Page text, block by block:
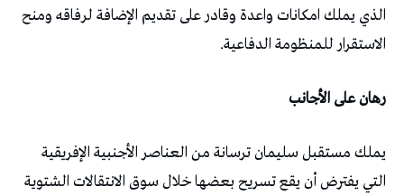
الذي يملك امكانات واعدة وقادر على تقديم الإضافة لرفاقه ومنح
الاستقرار للمنظومة الدفاعية.
رهان على الأجانب
يملك مستقبل سليمان ترسانة من العناصر الأجنبية الإفريقية
التي يفترض أن يقع تسريح بعضها خلال سوق الانتقالات الشتوية